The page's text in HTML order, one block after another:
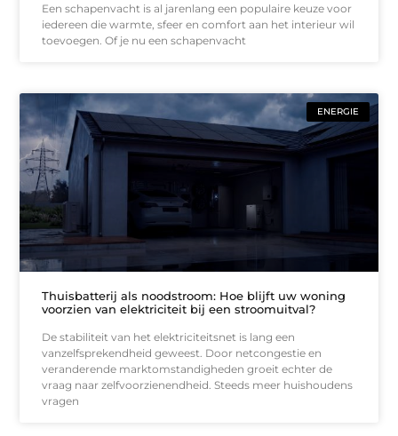
Een schapenvacht is al jarenlang een populaire keuze voor
iedereen die warmte, sfeer en comfort aan het interieur wil
toevoegen. Of je nu een schapenvacht
ENERGIE
Thuisbatterij als noodstroom: Hoe blijft uw woning
voorzien van elektriciteit bij een stroomuitval?
De stabiliteit van het elektriciteitsnet is lang een
vanzelfsprekendheid geweest. Door netcongestie en
veranderende marktomstandigheden groeit echter de
vraag naar zelfvoorzienendheid. Steeds meer huishoudens
vragen